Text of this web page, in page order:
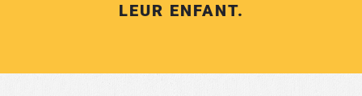
LEUR ENFANT.